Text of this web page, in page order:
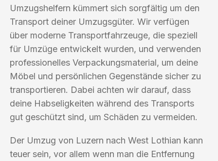
Umzugshelfern kümmert sich sorgfältig um den
Transport deiner Umzugsgüter. Wir verfügen
über moderne Transportfahrzeuge, die speziell
für Umzüge entwickelt wurden, und verwenden
professionelles Verpackungsmaterial, um deine
Möbel und persönlichen Gegenstände sicher zu
transportieren. Dabei achten wir darauf, dass
deine Habseligkeiten während des Transports
gut geschützt sind, um Schäden zu vermeiden.
Der Umzug von Luzern nach West Lothian kann
teuer sein, vor allem wenn man die Entfernung